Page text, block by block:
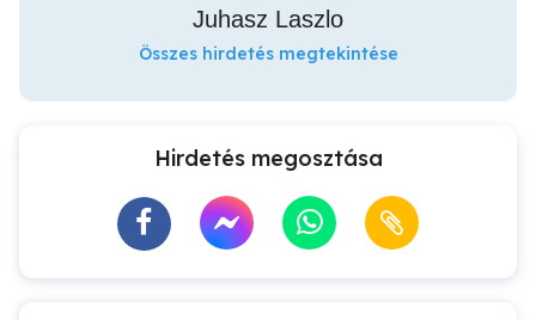
Juhasz Laszlo
Összes hirdetés megtekintése
Hirdetés megosztása